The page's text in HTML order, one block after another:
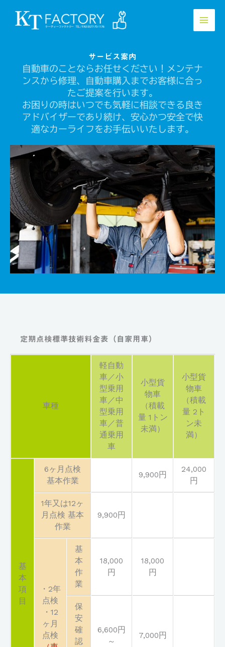
サービス案内
自動車のことならお任せください！メンテナ
ンスから修理、自動車購入までお客様に合っ
たご提案を行います。
お困りの時はいつでも気軽に相談できる良き
アドバイザーであり続け、安心かつ安全で快
適なカーライフをお手伝いいたします。
定期点検標準技術料金表（自家用車）
車種
軽自動
車／小
型乗用
車／中
型乗用
車／普
通乗用
車
小型貨
物車
（積載
量 1トン
未満）
小型貨
物車
（積載
量 2ト
ン未
満）
基
本
項
目
6ヶ月点検
基本作業
9,900円
24,000
円
1年又は12ヶ
月点検 基本
作業
9,900円
・2年
点検
・12
ヶ月
点検
基
本
作
業
18,000
円
18,000
円
保
安
確
認
6,600円
～
7,000円